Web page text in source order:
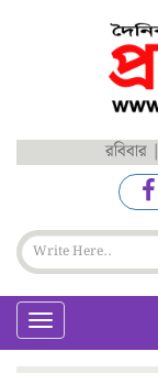
Toggle
navigation